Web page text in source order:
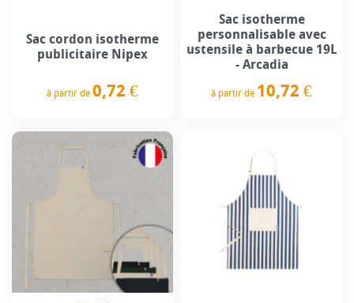
Sac cordon isotherme
publicitaire Nipex
à partir de 0,72 €
Sac isotherme
personnalisable avec
ustensile à barbecue 19L
- Arcadia
à partir de 10,72 €